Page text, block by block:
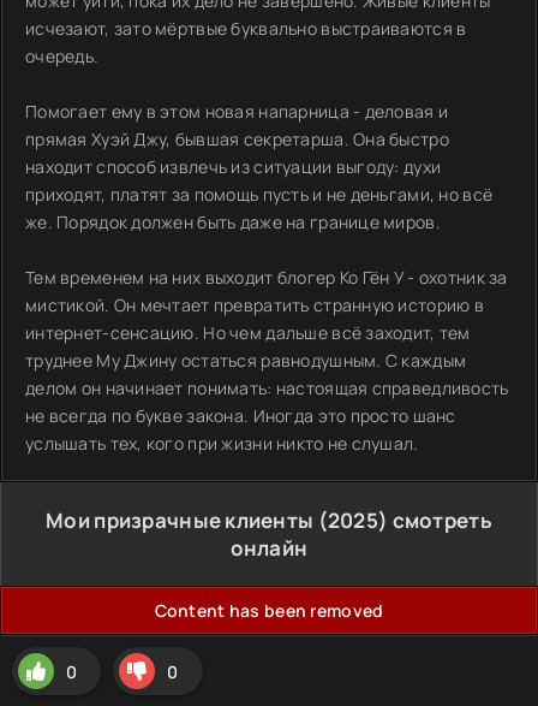
исчезают, зато мёртвые буквально выстраиваются в
очередь.
Помогает ему в этом новая напарница - деловая и
прямая Хуэй Джу, бывшая секретарша. Она быстро
находит способ извлечь из ситуации выгоду: духи
приходят, платят за помощь пусть и не деньгами, но всё
же. Порядок должен быть даже на границе миров.
Тем временем на них выходит блогер Ко Гён У - охотник за
мистикой. Он мечтает превратить странную историю в
интернет-сенсацию. Но чем дальше всё заходит, тем
труднее Му Джину остаться равнодушным. С каждым
делом он начинает понимать: настоящая справедливость
не всегда по букве закона. Иногда это просто шанс
услышать тех, кого при жизни никто не слушал.
Мои призрачные клиенты (2025) смотреть
онлайн
Content has been removed
0 0